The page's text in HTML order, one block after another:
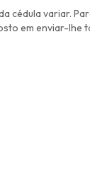
cédula variar.
em enviar-lhe